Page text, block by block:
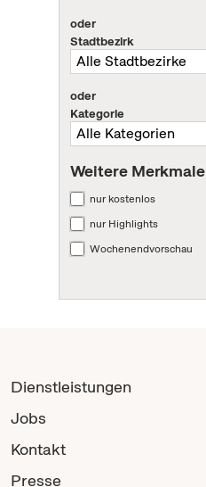
oder
Stadtbezirk
oder
Kategorie
Weitere Merkmale
nur kostenlos
nur Highlights
Wochenendvorschau
Dienstleistungen
Jobs
Kontakt
Presse